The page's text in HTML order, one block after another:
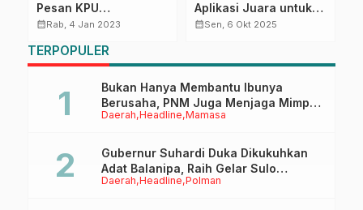
Pesan KPU
Pasangkayu
calendar_monthRab, 4 Jan 2023
Aplikasi Juara untuk
Permudah Layanan
calendar_monthSen, 6 Okt 2025
TERPOPULER
Daerah Headline Mamasa
Bukan Hanya Membantu Ibunya
Berusaha, PNM Juga Menjaga Mimpi
Anaknya Untuk Menggapai Cita-Cita
Daerah Headline Polman
Gubernur Suhardi Duka Dikukuhkan
Adat Balanipa, Raih Gelar Sulo
Tappidena